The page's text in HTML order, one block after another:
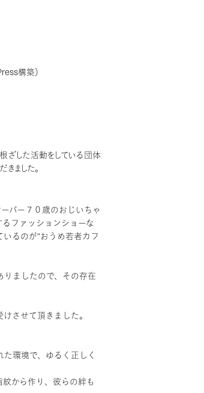
構築）
ざした活動をしている団体
ました。
バー７０歳のおじいちゃ
ファッションショーな
るのが“おうめ若者カフ
ましたので、その存在
させて頂きました。
環境で、ゆるく正しく
から作り、彼らの絆も